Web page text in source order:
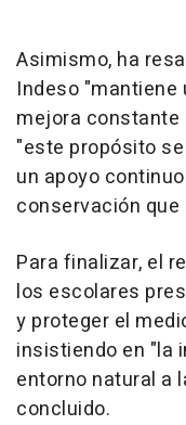
Asimismo, ha
Indeso
mejora constante
"este propósito
un apoyo
conservación
Para finalizar, el
los escolares
y proteger el
insistiendo en "la
entorno natural a
concluido.